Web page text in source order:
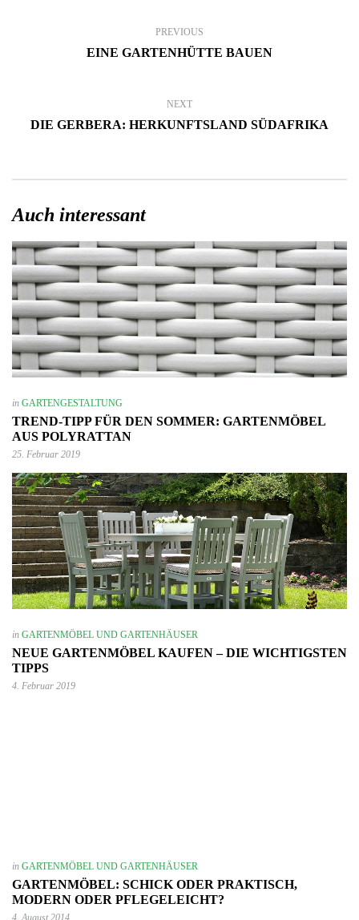
PREVIOUS
EINE GARTENHÜTTE BAUEN
NEXT
DIE GERBERA: HERKUNFTSLAND SÜDAFRIKA
Auch interessant
in GARTENGESTALTUNG
TREND-TIPP FÜR DEN SOMMER: GARTENMÖBEL
AUS POLYRATTAN
25. Februar 2019
in GARTENMÖBEL UND GARTENHÄUSER
NEUE GARTENMÖBEL KAUFEN – DIE WICHTIGSTEN
TIPPS
4. Februar 2019
in GARTENMÖBEL UND GARTENHÄUSER
GARTENMÖBEL: SCHICK ODER PRAKTISCH,
MODERN ODER PFLEGELEICHT?
4. August 2014